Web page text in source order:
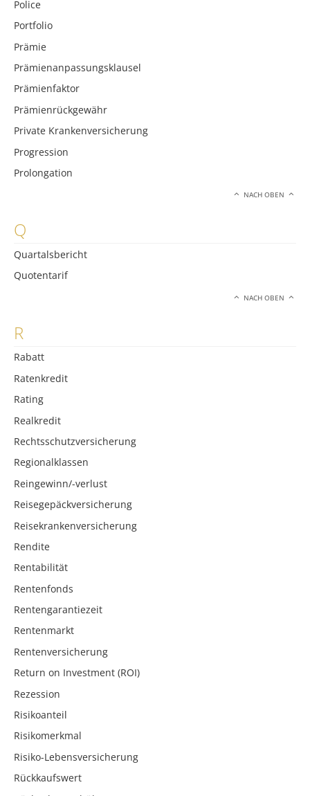
Police
Portfolio
Prämie
Prämienanpassungsklausel
Prämienfaktor
Prämienrückgewähr
Private Krankenversicherung
Progression
Prolongation
NACH OBEN
Q
Quartalsbericht
Quotentarif
NACH OBEN
R
Rabatt
Ratenkredit
Rating
Realkredit
Rechtsschutzversicherung
Regionalklassen
Reingewinn/-verlust
Reisegepäckversicherung
Reisekrankenversicherung
Rendite
Rentabilität
Rentenfonds
Rentengarantiezeit
Rentenmarkt
Rentenversicherung
Return on Investment (ROI)
Rezession
Risikoanteil
Risikomerkmal
Risiko-Lebensversicherung
Rückkaufswert